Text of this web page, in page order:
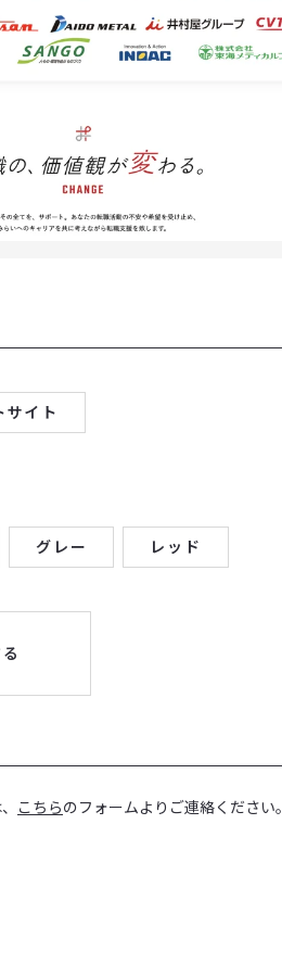
サイト
グレー レッド
こちらのフォームよりご連絡ください。